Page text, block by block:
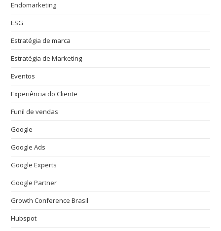
Endomarketing
ESG
Estratégia de marca
Estratégia de Marketing
Eventos
Experiência do Cliente
Funil de vendas
Google
Google Ads
Google Experts
Google Partner
Growth Conference Brasil
Hubspot